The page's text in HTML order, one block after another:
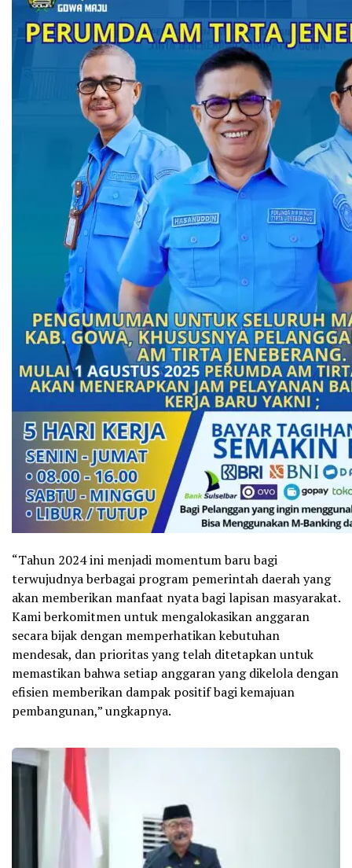
“Tahun 2024 ini menjadi momentum baru bagi
terwujudnya berbagai program pemerintah daerah yang
akan memberikan manfaat nyata bagi lapisan masyarakat.
Kami berkomitmen untuk mengalokasikan anggaran
secara bijak dengan memperhatikan kebutuhan
mendesak, dan prioritas yang telah ditetapkan untuk
memastikan bahwa setiap anggaran yang dikelola dengan
efisien memberikan dampak positif bagi kemajuan
pembangunan,” ungkapnya.